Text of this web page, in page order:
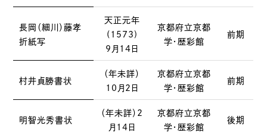
長岡（細川）藤孝
折紙写
天正元年
(1573)
9月14日
京都府立京都
学・歴彩館
前期
村井貞勝書状
（年未詳）
10月2日
京都府立京都
学・歴彩館
前期
明智光秀書状
（年未詳）2
月14日
京都府立京都
学・歴彩館
後期